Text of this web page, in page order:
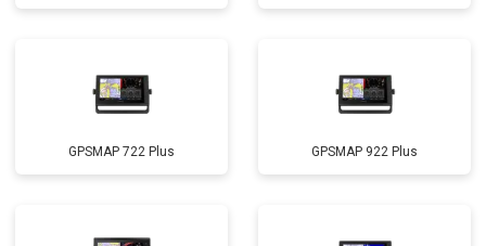
GPSMAP 722 Plus GPSMAP 922 Plus